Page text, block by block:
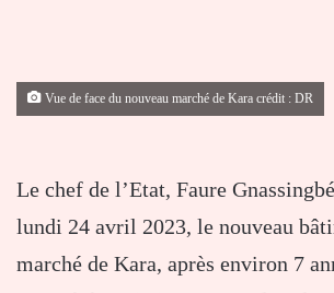
Vue de face du nouveau marché de Kara crédit : DR
Le chef de l’Etat, Faure
lundi 24 avril 2023, le nouveau
marché de Kara, après environ 7